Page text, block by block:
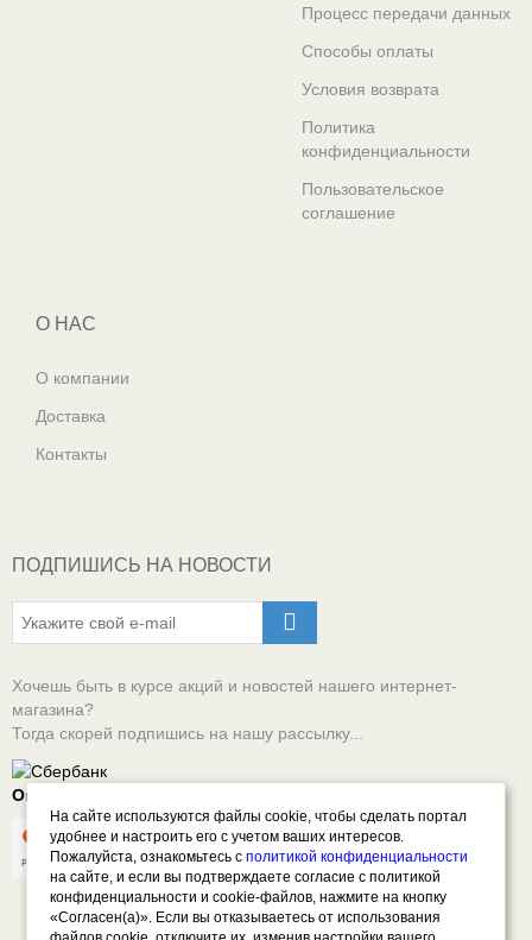
Процесс передачи данных
Способы оплаты
Условия возврата
Политика
конфиденциальности
Пользовательское
соглашение
О НАС
О компании
Доставка
Контакты
ПОДПИШИСЬ НА НОВОСТИ
Хочешь быть в курсе акций и новостей нашего интернет-
магазина?
Тогда скорей подпишись на нашу рассылку...
Оплачивай онлайн безопасно
На сайте используются файлы cookie, чтобы сделать портал
удобнее и настроить его с учетом ваших интересов.
Пожалуйста, ознакомьтесь сполитикой конфиденциальности
на сайте, и если вы подтверждаете согласие с политикой
конфиденциальности и cookie-файлов, нажмите на кнопку
«Согласен(а)». Если вы отказываетесь от использования